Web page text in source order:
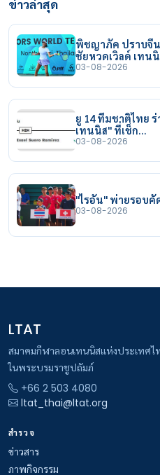
ข่าวล่าสุด
พิชญาภัค ปราบจีน
ชัยหวดเวิลด์ เทนนิ
03-08-2026
ยู 14 ทีมชาติไทย
เทนนิส" ที่เช็ก…
03-08-2026
"ไรอัน" พ่ายรอบคั
03-08-2026
LTAT
สมาคมกีฬาลอนเทนนิสแห่งประเทศไ
ในพระบรมราชูปถัมภ์
+66 2 503 4080
ltat_thai@ltat.org
สำรวจ
ข่าวสาร
ภาพกิจกรรม